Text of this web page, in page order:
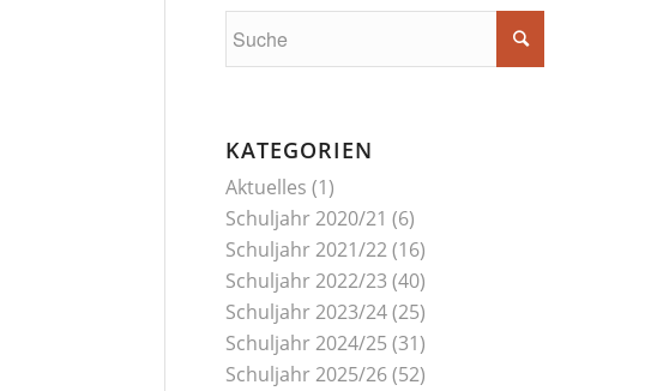
KATEGORIEN
Aktuelles (1)
Schuljahr 2020/21 (6)
Schuljahr 2021/22(16)
Schuljahr 2022/23 (40)
Schuljahr 2023/24(25)
Schuljahr 2024/25 (31)
Schuljahr 2025/26(52)